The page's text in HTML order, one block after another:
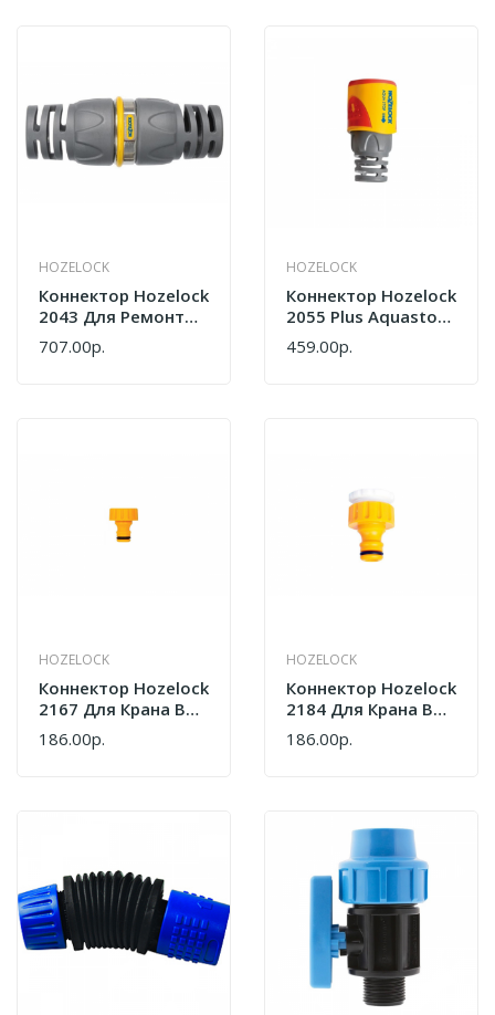
HOZELOCK
Коннектор Hozelock
2043 Для Ремонта
Шлангов Pro (12,5
Мм)
707.00р.
HOZELOCK
Коннектор Hozelock
2055 Plus Aquastop
1/2 Дюйма
459.00р.
HOZELOCK
Коннектор Hozelock
2167 Для Крана Вне
Помещений
Внутренняя Резьба
186.00р.
HOZELOCK
Коннектор Hozelock
2184 Для Крана Вне
Помещений 12" 34"
186.00р.